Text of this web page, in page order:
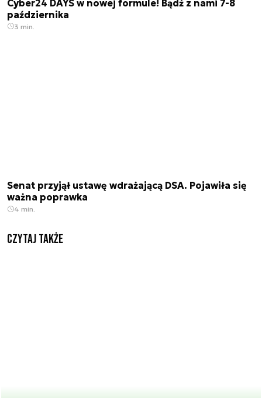
Cyber24 DAYS w nowej formule! Bądź z nami 7-8
października
3 min.
Senat przyjął ustawę wdrażającą DSA. Pojawiła się
ważna poprawka
4 min.
Czytaj także